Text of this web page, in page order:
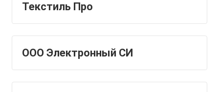
Текстиль Про
ООО Электронный СИ